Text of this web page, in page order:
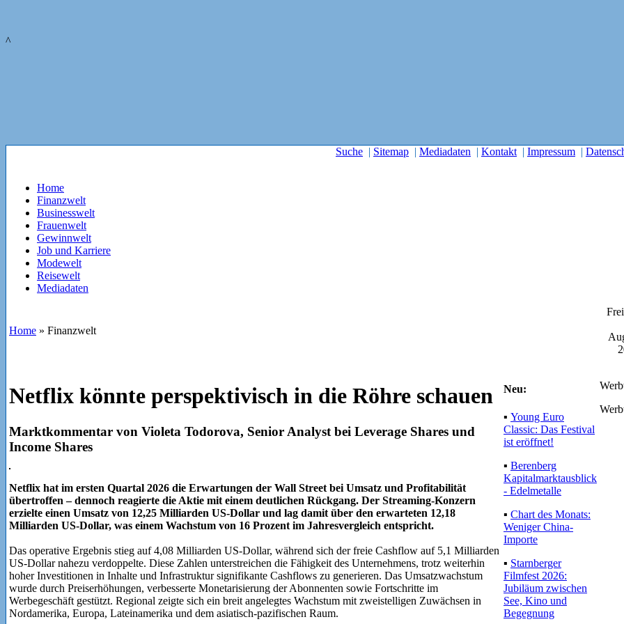
^
Suche | Sitemap | Mediadaten | Kontakt | Impressum |
Home
Finanzwelt
Businesswelt
Frauenwelt
Gewinnwelt
Job und Karriere
Modewelt
Reisewelt
Mediadaten
Home » Finanzwelt
Netflix könnte perspektivisch in die Röhre schauen
Marktkommentar von Violeta Todorova, Senior Analyst bei Leverage Shares und
Income Shares
Netflix hat im ersten Quartal 2026 die Erwartungen der Wall Street bei Umsatz und Profitabilität
übertroffen – dennoch reagierte die Aktie mit einem deutlichen Rückgang. Der Streaming-Konzern
erzielte einen Umsatz von 12,25 Milliarden US-Dollar und lag damit über den erwarteten 12,18
Milliarden US-Dollar, was einem Wachstum von 16 Prozent im Jahresvergleich entspricht.
Das operative Ergebnis stieg auf 4,08 Milliarden US-Dollar, während sich der freie Cashflow auf 5,1 Milliarden
US-Dollar nahezu verdoppelte. Diese Zahlen unterstreichen die Fähigkeit des Unternehmens, trotz weiterhin
hoher Investitionen in Inhalte und Infrastruktur signifikante Cashflows zu generieren. Das Umsatzwachstum
wurde durch Preiserhöhungen, verbesserte Monetarisierung der Abonnenten sowie Fortschritte im
Werbegeschäft gestützt. Regional zeigte sich ein breit angelegtes Wachstum mit zweistelligen Zuwächsen in
Nordamerika, Europa, Lateinamerika und dem asiatisch-pazifischen Raum.
Neu:
▪ Young Euro
Classic: Das Festival
ist eröffnet!
▪ Berenberg
Kapitalmarktausblick
- Edelmetalle
▪ Chart des Monats:
Weniger China-
Importe
▪ Starnberger
Filmfest 2026:
Jubiläum zwischen
See, Kino und
Begegnung